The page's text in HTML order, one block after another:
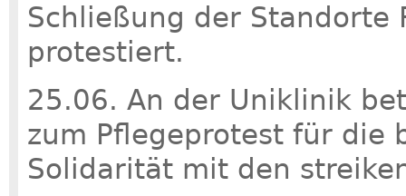
Schließung der Standorte
protestiert.
25.06. An der Uniklinik
zum Pflegeprotest für die
Solidarität mit den